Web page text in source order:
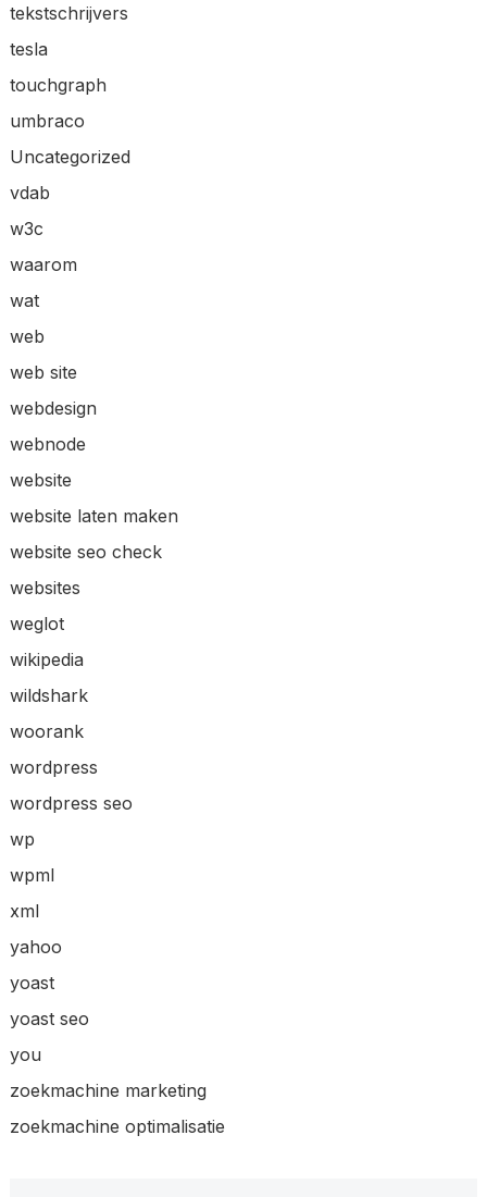
tekstschrijvers
tesla
touchgraph
umbraco
Uncategorized
vdab
w3c
waarom
wat
web
web site
webdesign
webnode
website
website laten maken
website seo check
websites
weglot
wikipedia
wildshark
woorank
wordpress
wordpress seo
wp
wpml
xml
yahoo
yoast
yoast seo
you
zoekmachine marketing
zoekmachine optimalisatie